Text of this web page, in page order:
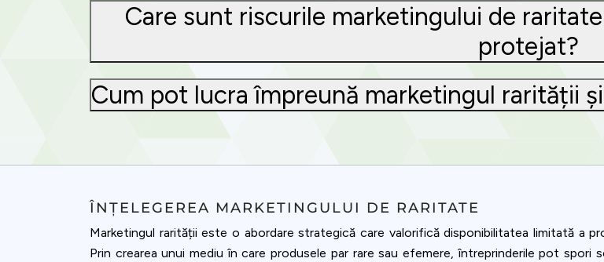
Care sunt riscurile marketingului de
protejat?
Cum pot lucra împreună marketingul rarității
ÎNȚELEGEREA MARKETINGULUI DE RARITATE
Marketingul rarității este o abordare strategică care valorifică disponibilitatea limitată a
Prin crearea unui mediu în care produsele par rare sau efemere, întreprinderile pot